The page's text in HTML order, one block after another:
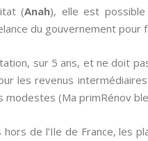
(Anah), elle est
du gouvernement pour
sur 5 ans, et ne doit
les revenus
(Ma primRénov
hors de l’Ile de France,